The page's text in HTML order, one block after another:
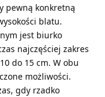
pewną konkretną
blatu.
jest biurko
najczęściej zakres
do 15 cm. W obu
możliwości.
gdy rzadko